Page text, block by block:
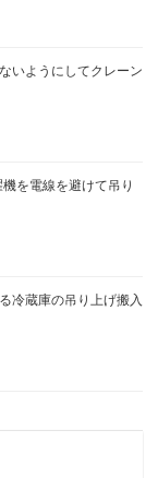
いようにしてクレーン
を電線を避けて吊り
冷蔵庫の吊り上げ搬入